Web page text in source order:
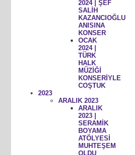
2024 | ŞEF
SALİH
KAZANCIOĞLU
ANISINA
KONSER
OCAK
2024 |
TÜRK
HALK
MÜZİĞİ
KONSERİYLE
COŞTUK
2023
ARALIK 2023
ARALIK
2023 |
SERAMİK
BOYAMA
ATÖLYESİ
MUHTEŞEM
OLDU